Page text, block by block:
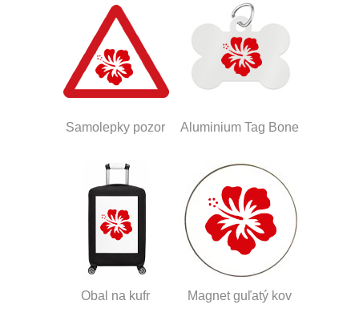
Samolepky pozor Aluminium Tag Bone
Obal na kufr Magnet guľatý kov